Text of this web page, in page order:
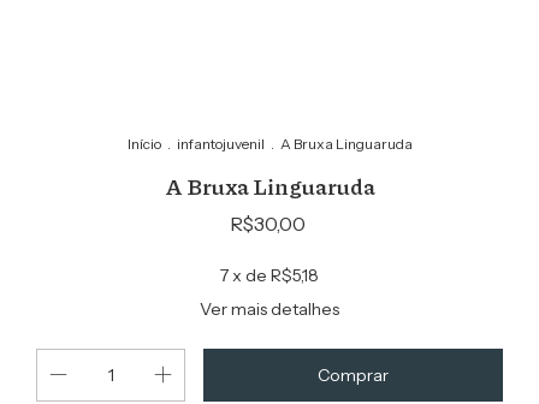
Início . infantojuvenil . A Bruxa Linguaruda
A Bruxa Linguaruda
R$30,00
7x de R$5,18
Ver mais detalhes